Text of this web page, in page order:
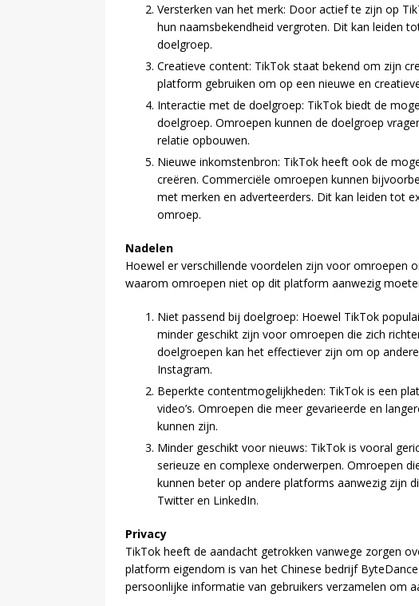
Versterken van het merk: Door actief te zijn op
hun naamsbekendheid vergroten. Dit kan leiden
doelgroep.
Creatieve content: TikTok staat bekend om zijn
platform gebruiken om op een nieuwe en
Interactie met de doelgroep: TikTok biedt de
doelgroep. Omroepen kunnen de doelgroep
relatie opbouwen.
Nieuwe inkomstenbron: TikTok heeft ook de
creëren. Commerciële omroepen kunnen
met merken en adverteerders. Dit kan leiden tot
omroep.
Nadelen
Hoewel er verschillende voordelen zijn voor omroepen
waarom omroepen niet op dit platform aanwezig
Niet passend bij doelgroep: Hoewel TikTok
minder geschikt zijn voor omroepen die zich
doelgroepen kan het effectiever zijn om op
Instagram.
Beperkte contentmogelijkheden: TikTok is een
video’s. Omroepen die meer gevarieerde en
kunnen zijn.
Minder geschikt voor nieuws: TikTok is vooral
serieuze en complexe onderwerpen. Omroepen
kunnen beter op andere platforms aanwezig zijn
Twitter en LinkedIn.
Privacy
TikTok heeft de aandacht getrokken vanwege zorgen
platform eigendom is van het Chinese bedrijf
persoonlijke informatie van gebruikers verzamelen om